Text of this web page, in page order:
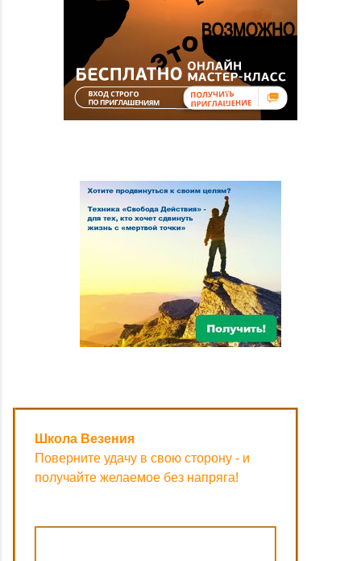
Школа Везения
Поверните удачу в свою сторону - и
получайте желаемое без напряга!